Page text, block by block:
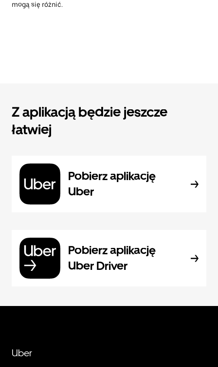
mogą się różnić.
Z aplikacją będzie jeszcze
łatwiej
Pobierz aplikację
Uber
Pobierz aplikację
Uber Driver
Uber